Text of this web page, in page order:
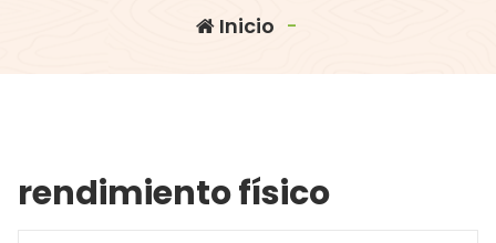
Inicio -
rendimiento físico